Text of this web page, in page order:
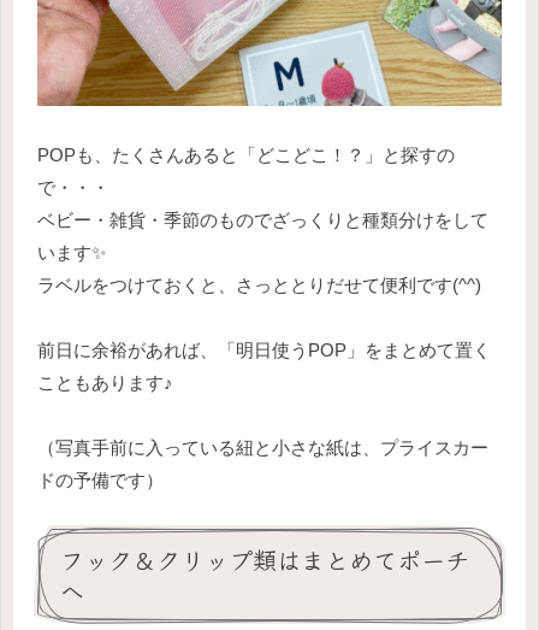
POPも、たくさんあると「どこどこ！？」と探すの
で・・・
ベビー・雑貨・季節のものでざっくりと種類分けをして
います✨️
ラベルをつけておくと、さっととりだせて便利です(^^)
前日に余裕があれば、「明日使うPOP」をまとめて置く
こともあります♪
（写真手前に入っている紐と小さな紙は、プライスカー
ドの予備です）
フック＆クリップ類はまとめてポーチ
へ